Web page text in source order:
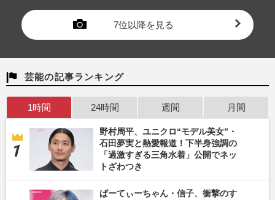
7位以降を見る
芸能の記事ランキング
1時間 24時間 週間 月間
野村周平、ユニクロ“モデル美女”・
石田夢実と熱愛報道！下半身強調の
「過激すぎる三角水着」公開でネッ
トざわつき
ぱーてぃーちゃん・信子、衝撃のす